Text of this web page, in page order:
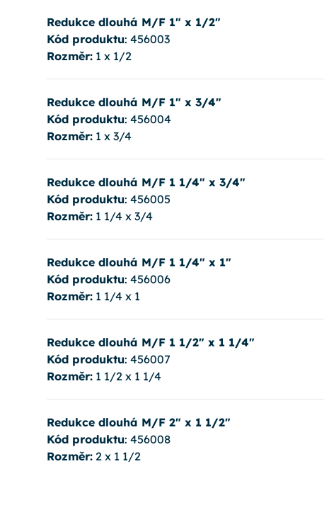
Redukce dlouhá M/F 1" x 1/2"
Kód produktu: 456003
Rozměr:1 x 1/2
Redukce dlouhá M/F 1" x 3/4"
Kód produktu: 456004
Rozměr:1 x 3/4
Redukce dlouhá M/F 1 1/4" x 3/4"
Kód produktu: 456005
Rozměr:1 1/4 x 3/4
Redukce dlouhá M/F 1 1/4" x 1"
Kód produktu: 456006
Rozměr:1 1/4 x 1
Redukce dlouhá M/F 1 1/2" x 1 1/4"
Kód produktu: 456007
Rozměr:1 1/2 x 1 1/4
Redukce dlouhá M/F 2" x 1 1/2"
Kód produktu: 456008
Rozměr:2 x 1 1/2